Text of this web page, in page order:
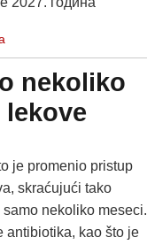
nekoliko
lekove
je promenio pristup
skraćujući tako
nekoliko meseci.
antibiotika, kao što je